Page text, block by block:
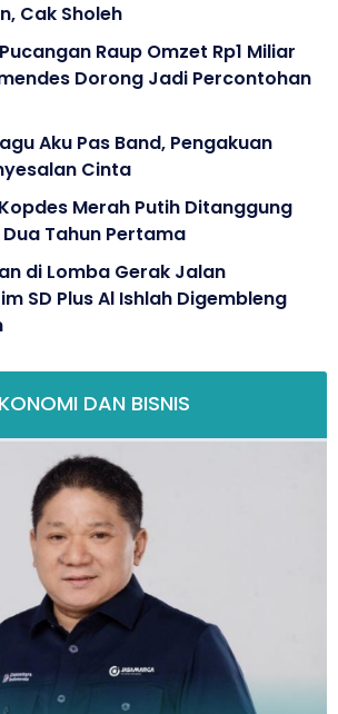
Cak Sholeh
Raup Omzet Rp1 Miliar
Dorong Jadi Percontohan
Aku Pas Band, Pengakuan
Cinta
Merah Putih Ditanggung
Dua Tahun Pertama
di Lomba Gerak Jalan
SD Plus Al Ishlah Digembleng
DAN BISNIS